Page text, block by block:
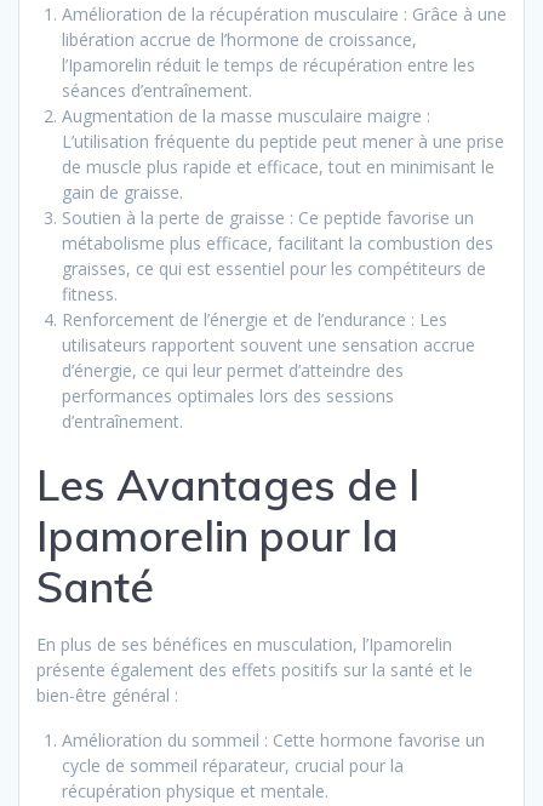
Amélioration de la récupération musculaire : Grâce à une
libération accrue de l’hormone de croissance,
l’Ipamorelin réduit le temps de récupération entre les
séances d’entraînement.
Augmentation de la masse musculaire maigre :
L’utilisation fréquente du peptide peut mener à une prise
de muscle plus rapide et efficace, tout en minimisant le
gain de graisse.
Soutien à la perte de graisse : Ce peptide favorise un
métabolisme plus efficace, facilitant la combustion des
graisses, ce qui est essentiel pour les compétiteurs de
fitness.
Renforcement de l’énergie et de l’endurance : Les
utilisateurs rapportent souvent une sensation accrue
d’énergie, ce qui leur permet d’atteindre des
performances optimales lors des sessions
d’entraînement.
Les Avantages de l
Ipamorelin pour la
Santé
En plus de ses bénéfices en musculation, l’Ipamorelin
présente également des effets positifs sur la santé et le
bien-être général :
Amélioration du sommeil : Cette hormone favorise un
cycle de sommeil réparateur, crucial pour la
récupération physique et mentale.